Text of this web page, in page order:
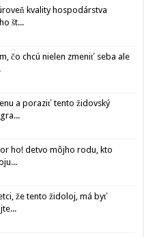
kvality hospodárstva
št...
čo chcú nielen zmeniť seba ale
a poraziť tento židovský
ho! detvo môjho rodu, kto
že tento židoloj, má byť